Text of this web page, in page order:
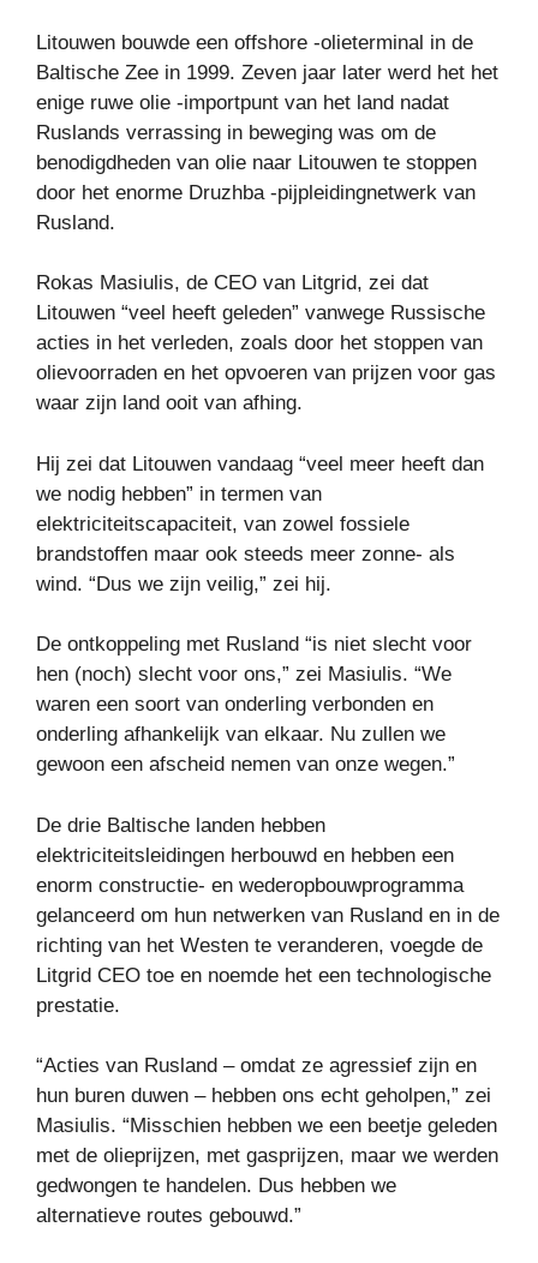
Litouwen bouwde een offshore -olieterminal in de
Baltische Zee in 1999. Zeven jaar later werd het het
enige ruwe olie -importpunt van het land nadat
Ruslands verrassing in beweging was om de
benodigdheden van olie naar Litouwen te stoppen
door het enorme Druzhba -pijpleidingnetwerk van
Rusland.
Rokas Masiulis, de CEO van Litgrid, zei dat
Litouwen “veel heeft geleden” vanwege Russische
acties in het verleden, zoals door het stoppen van
olievoorraden en het opvoeren van prijzen voor gas
waar zijn land ooit van afhing.
Hij zei dat Litouwen vandaag “veel meer heeft dan
we nodig hebben” in termen van
elektriciteitscapaciteit, van zowel fossiele
brandstoffen maar ook steeds meer zonne- als
wind. “Dus we zijn veilig,” zei hij.
De ontkoppeling met Rusland “is niet slecht voor
hen (noch) slecht voor ons,” zei Masiulis. “We
waren een soort van onderling verbonden en
onderling afhankelijk van elkaar. Nu zullen we
gewoon een afscheid nemen van onze wegen.”
De drie Baltische landen hebben
elektriciteitsleidingen herbouwd en hebben een
enorm constructie- en wederopbouwprogramma
gelanceerd om hun netwerken van Rusland en in de
richting van het Westen te veranderen, voegde de
Litgrid CEO toe en noemde het een technologische
prestatie.
“Acties van Rusland – omdat ze agressief zijn en
hun buren duwen – hebben ons echt geholpen,” zei
Masiulis. “Misschien hebben we een beetje geleden
met de olieprijzen, met gasprijzen, maar we werden
gedwongen te handelen. Dus hebben we
alternatieve routes gebouwd.”